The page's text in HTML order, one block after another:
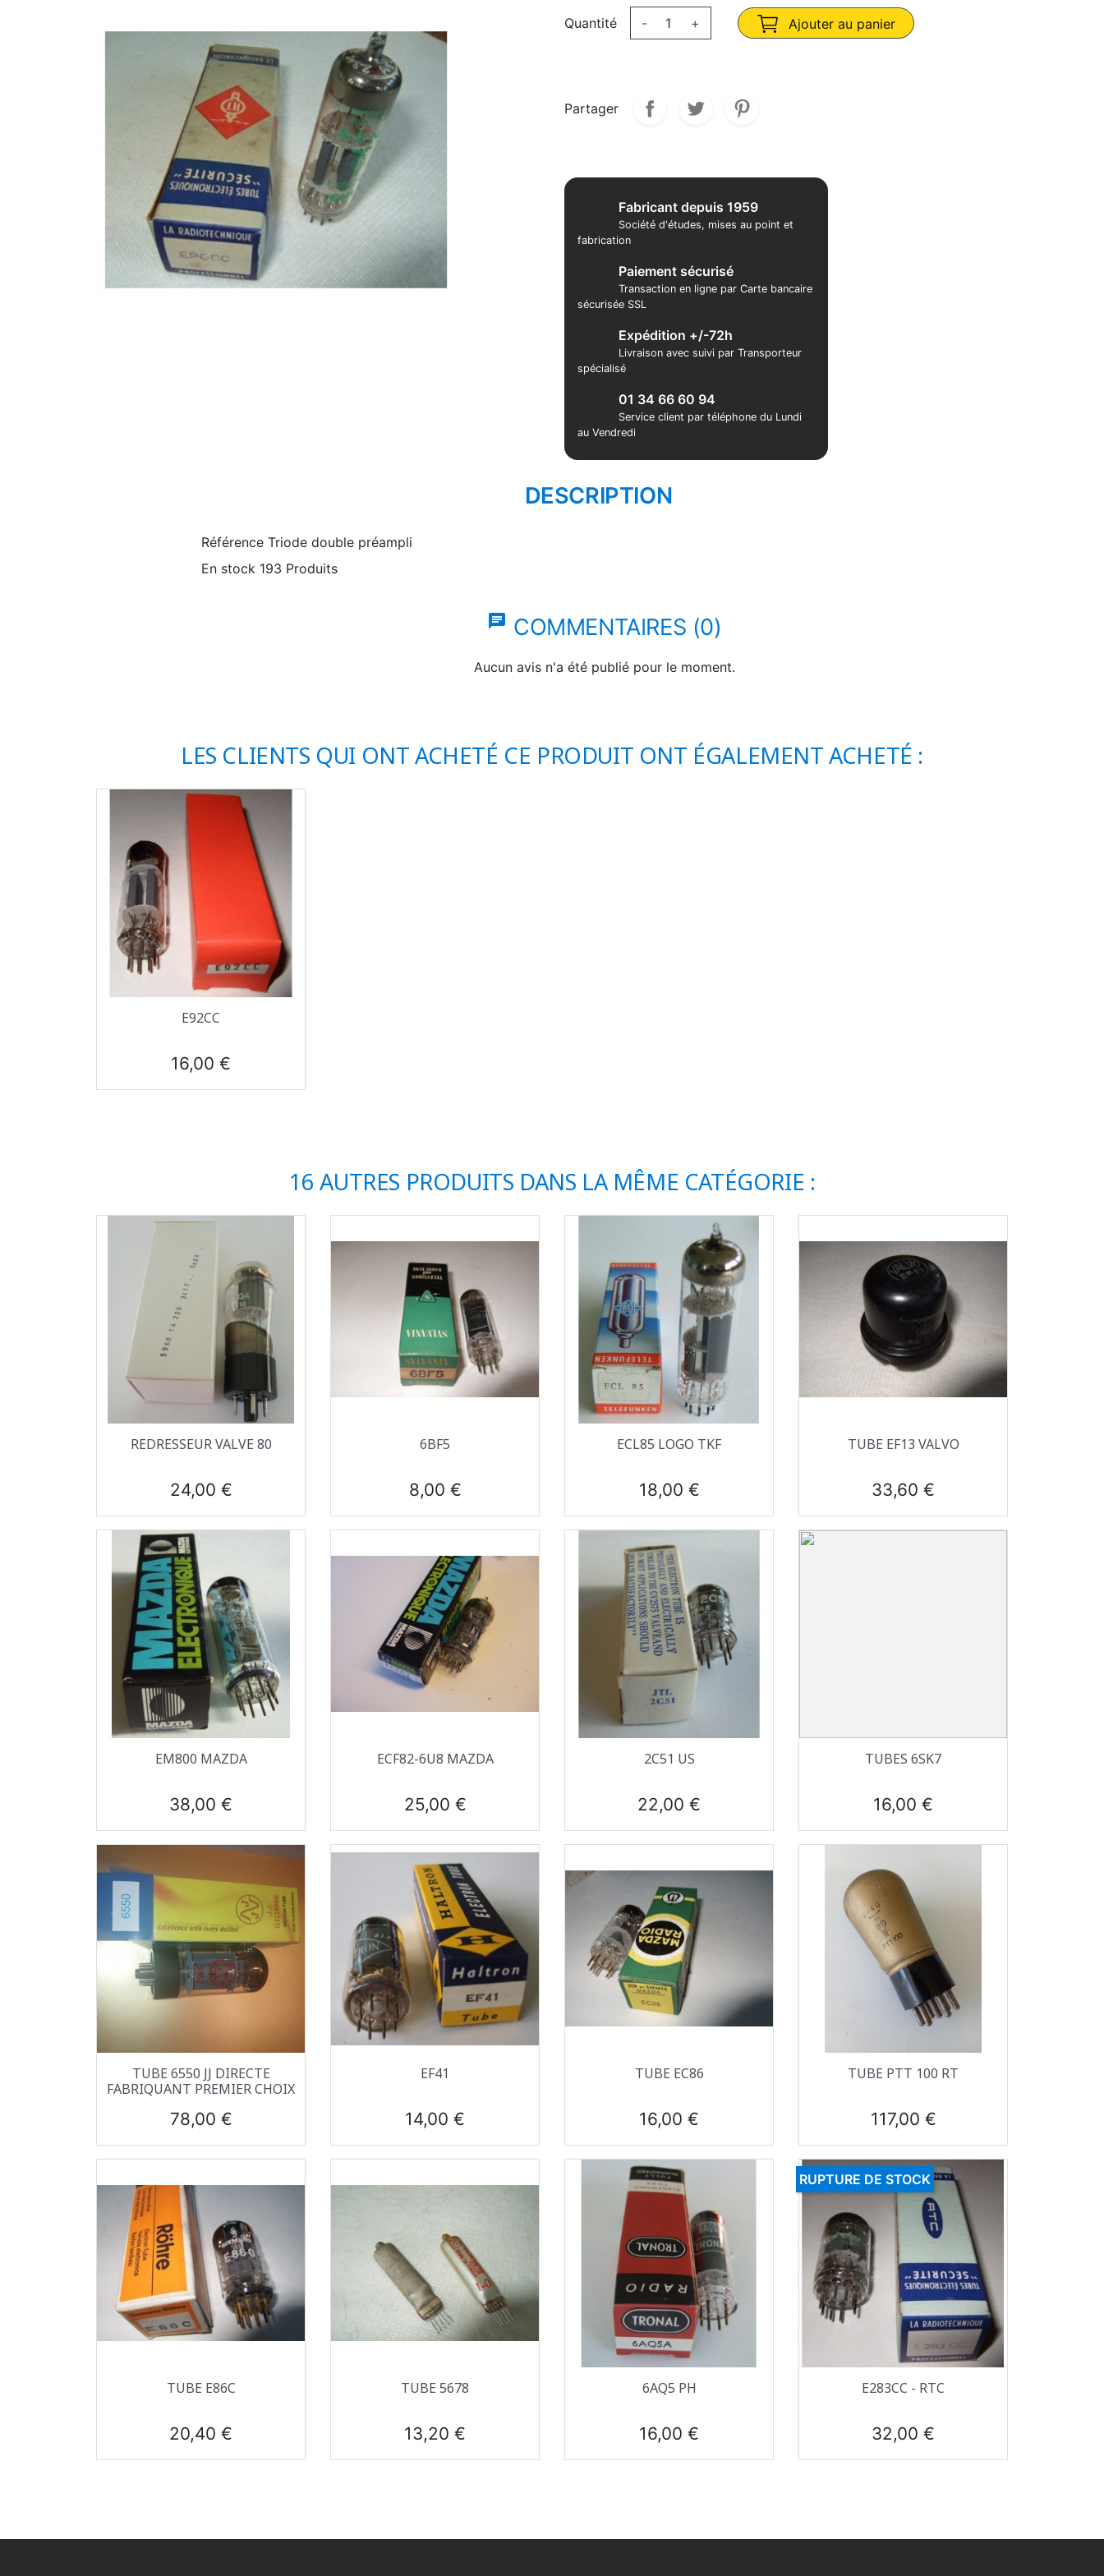
Quantité - + Ajouter au panier
Partager
Fabricant depuis 1959
Société d'études, mises au point et
fabrication
Paiement sécurisé
Transaction en ligne par Carte bancaire
sécurisée SSL
Expédition +/-72h
Livraison avec suivi par Transporteur
spécialisé
01 34 66 60 94
Service client par téléphone du Lundi
au Vendredi
DESCRIPTION
Référence Triode double préampli
En stock 193 Produits
chat COMMENTAIRES (0)
Aucun avis n'a été publié pour le moment.
LES CLIENTS QUI ONT ACHETÉ CE PRODUIT ONT ÉGALEMENT ACHETÉ :
Aperçu rapide
E92CC
Prix
16,00 €
16 AUTRES PRODUITS DANS LA MÊME CATÉGORIE :
Aperçu rapide
REDRESSEUR VALVE 80
Prix
24,00 €
Aperçu rapide
6BF5
Prix
8,00 €
Aperçu rapide
ECL85 LOGO TKF
Prix
18,00 €
Aperçu rapide
TUBE EF13 VALVO
Prix
33,60 €
Aperçu rapide
EM800 MAZDA
Prix
38,00 €
Aperçu rapide
ECF82-6U8 MAZDA
Prix
25,00 €
Aperçu rapide
2C51 US
Prix
22,00 €
Aperçu rapide
TUBES 6SK7
Prix
16,00 €
 Aperçu rapide
TUBE 6550 JJ DIRECTE
FABRIQUANT PREMIER CHOIX
Prix
78,00 €
Aperçu rapide
EF41
Prix
14,00 €
Aperçu rapide
TUBE EC86
Prix
16,00 €
Aperçu rapide
TUBE PTT 100 RT
Prix
117,00 €
Aperçu rapide
TUBE E86C
Prix
20,40 €
Aperçu rapide
TUBE 5678
Prix
13,20 €
Aperçu rapide
6AQ5 PH
Prix
16,00 €
Aperçu rapide
E283CC - RTC
Prix
32,00 €
RUPTURE DE STOCK